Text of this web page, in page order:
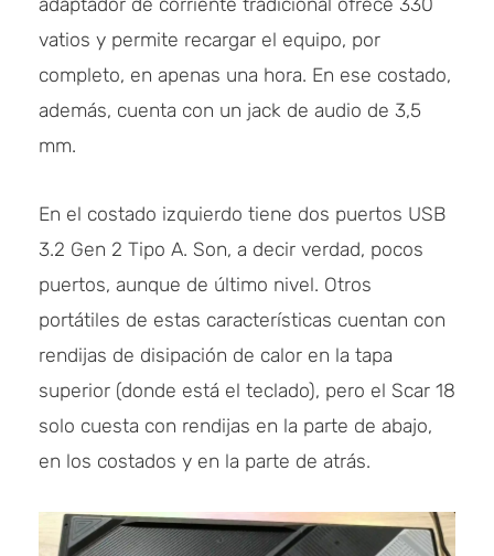
adaptador de corriente tradicional ofrece 330
vatios y permite recargar el equipo, por
completo, en apenas una hora. En ese costado,
además, cuenta con un jack de audio de 3,5
mm.
En el costado izquierdo tiene dos puertos USB
3.2 Gen 2 Tipo A. Son, a decir verdad, pocos
puertos, aunque de último nivel. Otros
portátiles de estas características cuentan con
rendijas de disipación de calor en la tapa
superior (donde está el teclado), pero el Scar 18
solo cuesta con rendijas en la parte de abajo,
en los costados y en la parte de atrás.